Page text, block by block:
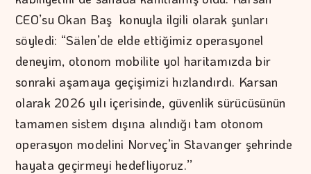
CEO’su Okan Baş konuyla ilgili olarak şunları
söyledi: “Sälen’de elde ettiğimiz operasyonel
deneyim, otonom mobilite yol haritamızda bir
sonraki aşamaya geçişimizi hızlandırdı. Karsan
olarak 2026 yılı içerisinde, güvenlik sürücüsünün
tamamen sistem dışına alındığı tam otonom
operasyon modelini Norveç’in Stavanger şehrinde
hayata geçirmeyi hedefliyoruz.’’